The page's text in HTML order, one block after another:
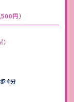
円）
4分